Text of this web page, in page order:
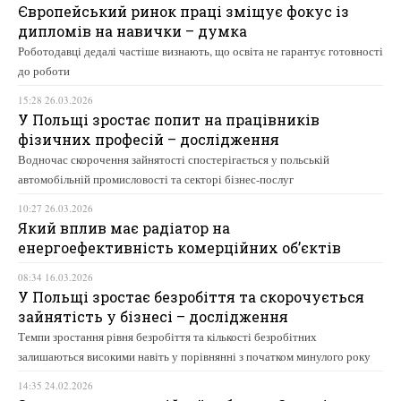
Європейський ринок праці зміщує фокус із
дипломів на навички – думка
Роботодавці дедалі частіше визнають, що освіта не гарантує готовності
до роботи
15:28 26.03.2026
У Польщі зростає попит на працівників
фізичних професій – дослідження
Водночас скорочення зайнятості спостерігається у польській
автомобільній промисловості та секторі бізнес-послуг
10:27 26.03.2026
Який вплив має радіатор на
енергоефективність комерційних об’єктів
08:34 16.03.2026
У Польщі зростає безробіття та скорочується
зайнятість у бізнесі – дослідження
Темпи зростання рівня безробіття та кількості безробітних
залишаються високими навіть у порівнянні з початком минулого року
14:35 24.02.2026